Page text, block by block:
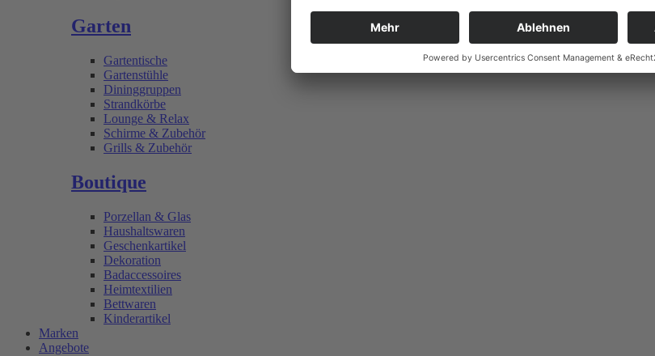
Garten
Gartentische
Gartenstühle
Dininggruppen
Strandkörbe
Lounge & Relax
Schirme & Zubehör
Grills & Zubehör
Boutique
Porzellan & Glas
Haushaltswaren
Geschenkartikel
Dekoration
Badaccessoires
Heimtextilien
Bettwaren
Kinderartikel
Marken
Angebote